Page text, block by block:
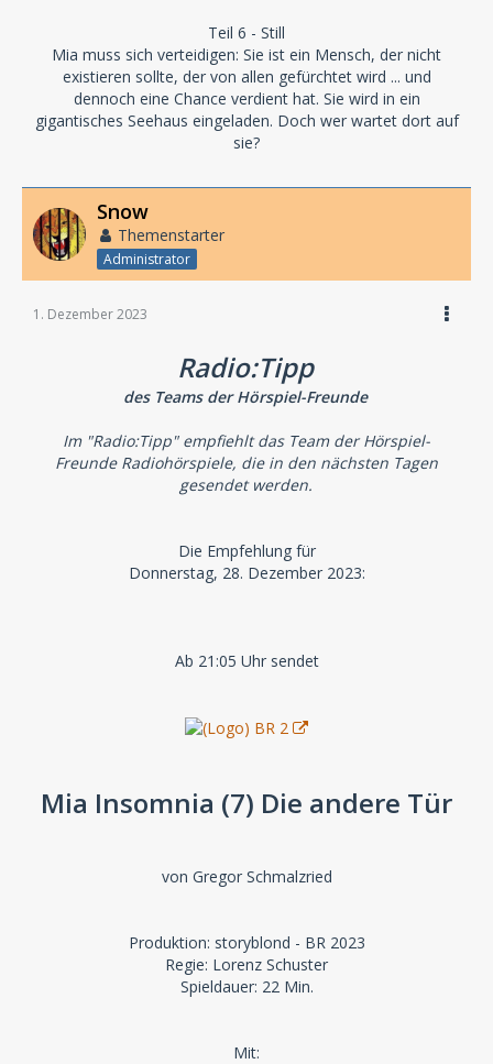
Teil 6 - Still
Mia muss sich verteidigen: Sie ist ein Mensch, der nicht
existieren sollte, der von allen gefürchtet wird ... und
dennoch eine Chance verdient hat. Sie wird in ein
gigantisches Seehaus eingeladen. Doch wer wartet dort auf
sie?
Snow
Themenstarter
Administrator
1. Dezember 2023
Radio:Tipp
des Teams der Hörspiel-Freunde
Im "Radio:Tipp" empfiehlt das Team der Hörspiel-
Freunde Radiohörspiele, die in den nächsten Tagen
gesendet werden.
Die Empfehlung für
Donnerstag, 28. Dezember 2023:
Ab 21:05 Uhr sendet
Mia Insomnia (7) Die andere Tür
von Gregor Schmalzried
Produktion: storyblond - BR 2023
Regie: Lorenz Schuster
Spieldauer: 22 Min.
Mit: